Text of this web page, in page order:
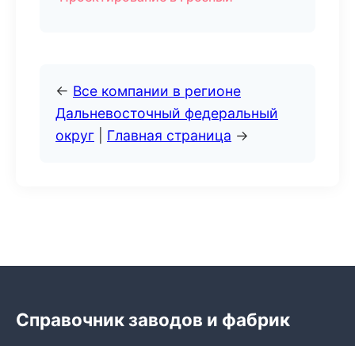
← Все компании в регионе
Дальневосточный федеральный
округ
Главная страница →
Справочник заводов и фабрик